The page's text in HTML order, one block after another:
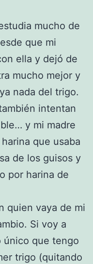
mucho de
que mi
ella y dejó de
mucho mejor y
nada del trigo.
intentan
y mi madre
que usaba
de los guisos y
por harina de
quien vaya de mi
Si voy a
único que tengo
trigo (quitando